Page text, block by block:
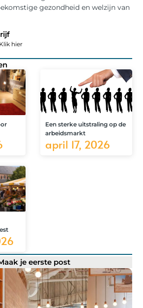
gezondheid en welzijn van
hier
Een sterke uitstraling op de
arbeidsmarkt
april 17, 2026
je eerste post